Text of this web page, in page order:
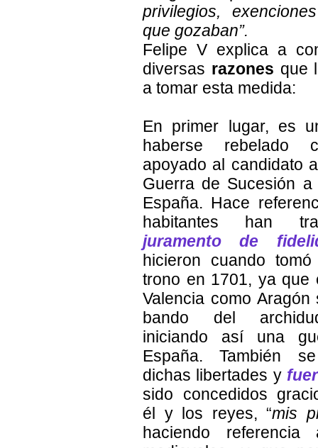
privilegios,
que gozaban”.
Felipe V explica a
diversas razones que
a tomar esta medida:
En primer lugar, es
haberse
apoyado al candidato
Guerra de Sucesión
España. Hace
habitantes han
juramento de
hicieron cuando
trono en 1701, ya que
Valencia como
bando del
iniciando así una
España. También
dichas libertades y
sido concedidos
él y los reyes, “mis
haciendo